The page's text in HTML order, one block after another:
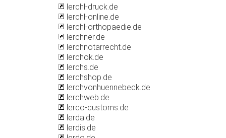
lerchl-druck.de
lerchl-online.de
lerchl-orthopaedie.de
lerchner.de
lerchnotarrecht.de
lerchok.de
lerchs.de
lerchshop.de
lerchvonhuennebeck.de
lerchweb.de
lerco-customs.de
lerda.de
lerdis.de